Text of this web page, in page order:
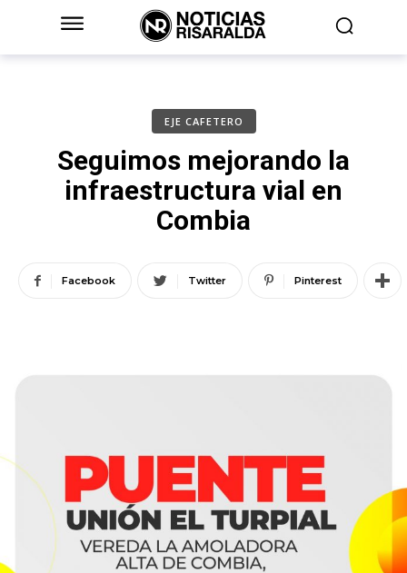
EJE CAFETERO
Seguimos mejorando la
infraestructura vial en
Combia
Facebook Twitter Pinterest